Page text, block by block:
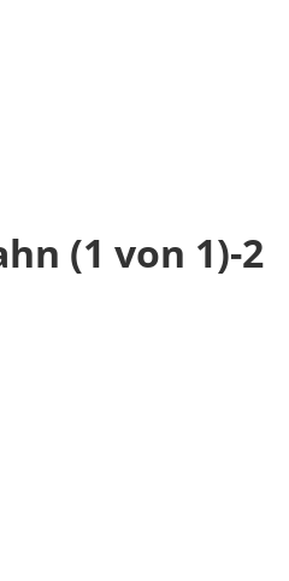
(1 von 1)-2